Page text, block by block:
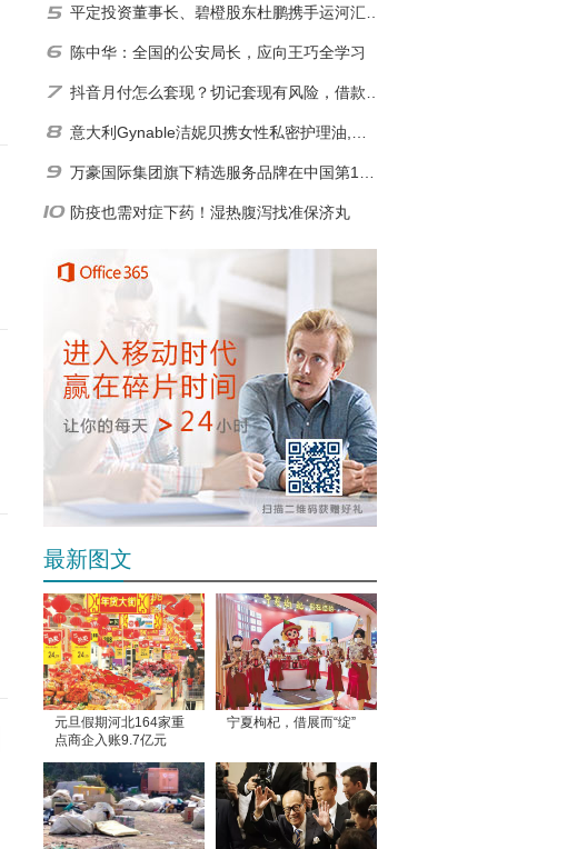
陈中华：全国的公安局长，应向王巧全学习
防疫也需对症下药！湿热腹泻找准保济丸
最新图文
元旦假期河北164家重
点商企入账9.7亿元
宁夏枸杞，借展而“绽”